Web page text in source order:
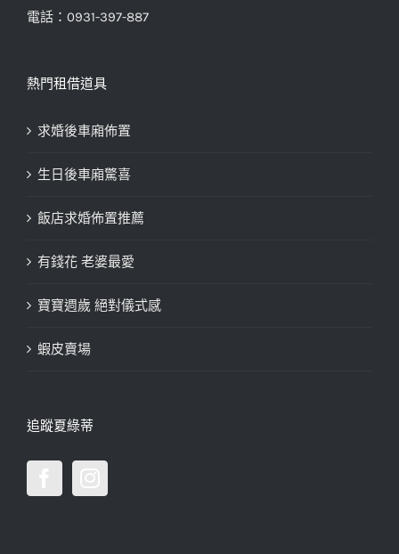
電話：0931-397-887
熱門租借道具
求婚後車廂佈置
生日後車廂驚喜
飯店求婚佈置推薦
有錢花 老婆最愛
寶寶週歲 絕對儀式感
蝦皮賣場
追蹤夏綠蒂